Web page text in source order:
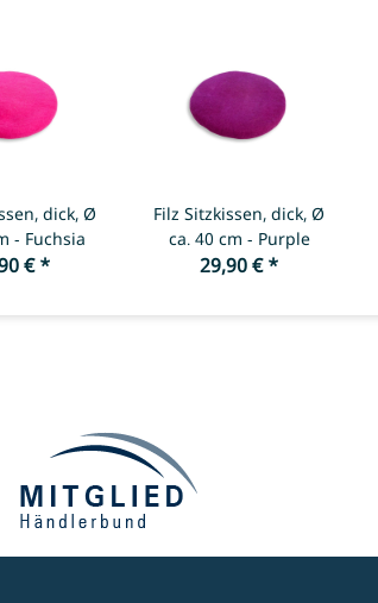
dick, Ø
- Fuchsia
€*
Filz Sitzkissen, dick, Ø
ca. 40 cm - Purple
29,90 €*